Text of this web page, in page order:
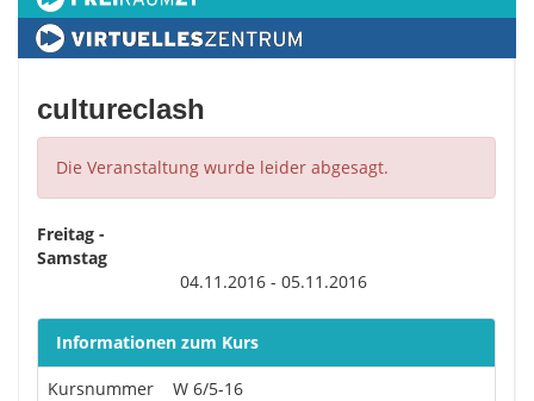
cultureclash
Die Veranstaltung wurde leider abgesagt.
Freitag -
Samstag
04.11.2016 - 05.11.2016
Informationen zum Kurs
Kursnummer
W 6/5-16